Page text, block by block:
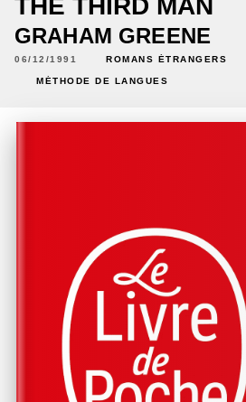
THE THIRD MAN
GRAHAM GREENE
06/12/1991 ROMANS ÉTRANGERS
MÉTHODE DE LANGUES